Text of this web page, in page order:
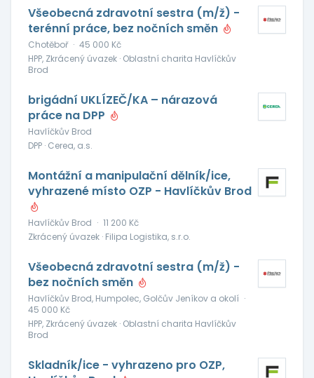
Všeobecná zdravotní sestra (m/ž) -
terénní práce, bez nočních směn
Chotěboř · 45 000 Kč
HPP, Zkrácený úvazek · Oblastní charita Havlíčkův
Brod
brigádní UKLÍZEČ/KA – nárazová
práce na DPP
Havlíčkův Brod
DPP · Cerea, a.s.
Montážní a manipulační dělník/ice,
vyhrazené místo OZP - Havlíčkův Brod
Havlíčkův Brod · 11 200 Kč
Zkrácený úvazek · Filipa Logistika, s.r.o.
Všeobecná zdravotní sestra (m/ž) -
bez nočních směn
Havlíčkův Brod, Humpolec, Golčův Jeníkov a okolí ·
45 000 Kč
HPP, Zkrácený úvazek · Oblastní charita Havlíčkův
Brod
Skladník/ice - vyhrazeno pro OZP,